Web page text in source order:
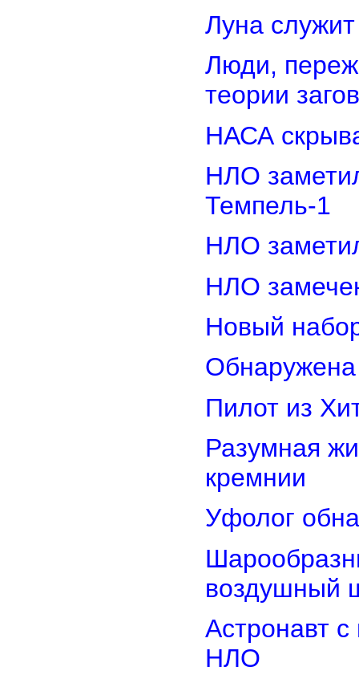
Луна
Люди,
теории
НАСА
НЛО
Темпель-1
НЛО
НЛО
Новый
Обнаружена
Пилот из
Разумная
кремнии
Уфолог
воздушный
Астронавт
НЛО